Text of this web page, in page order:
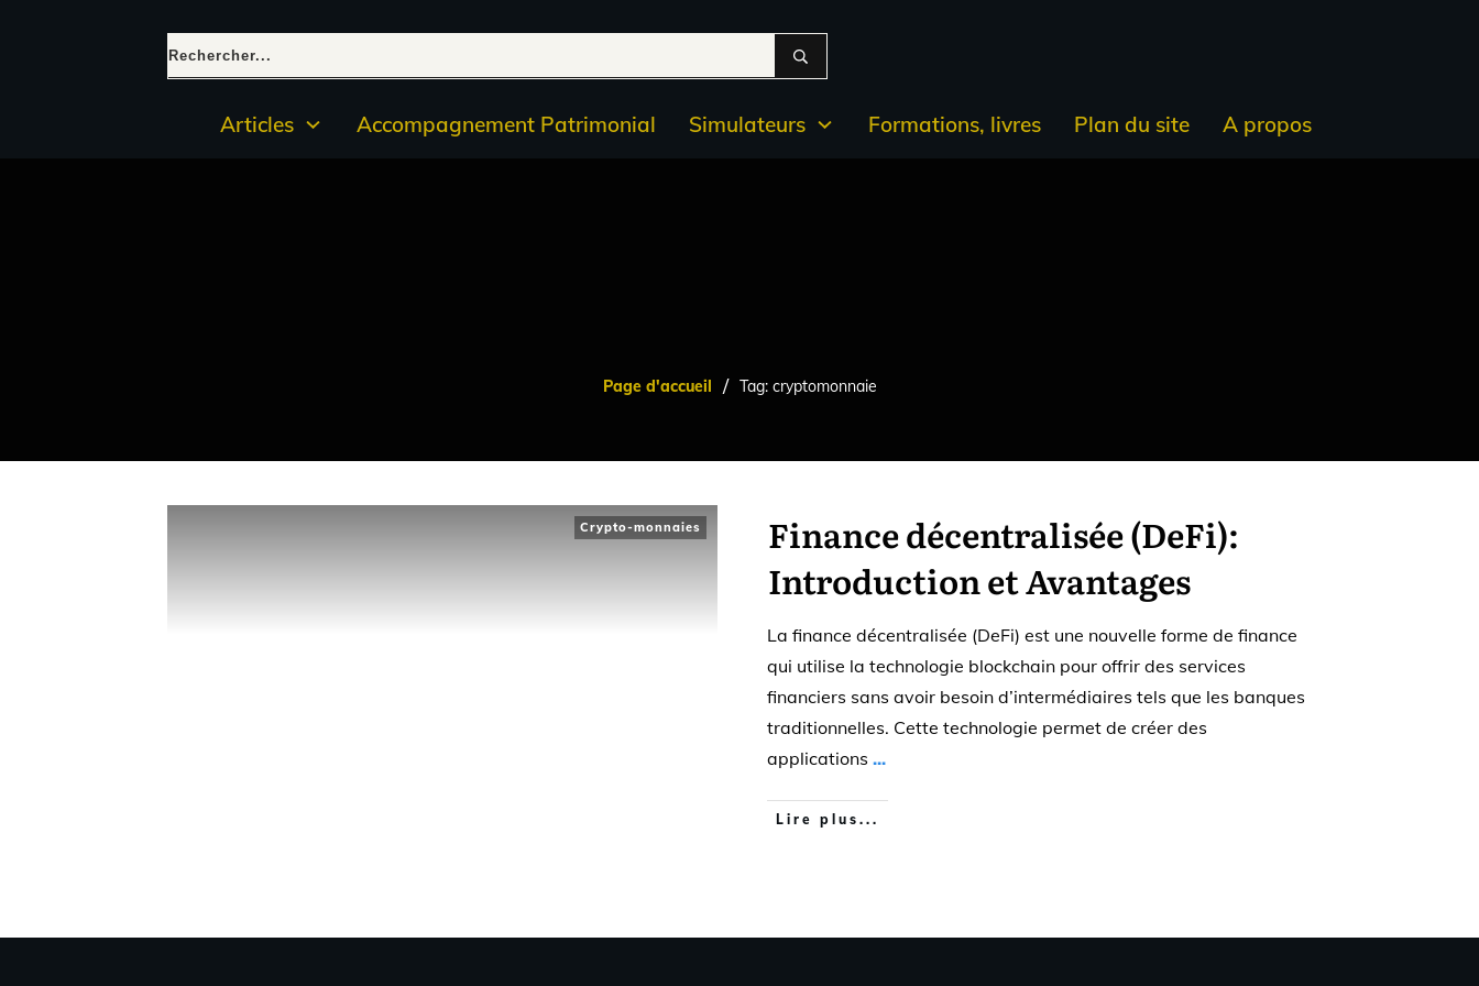
Articles Accompagnement Patrimonial Simulateurs Formations, livres Plan du site A propos
Page d'accueil / Tag: cryptomonnaie
Crypto-monnaies
Finance décentralisée (DeFi):
Introduction et Avantages
La finance décentralisée (DeFi) est une nouvelle forme de finance
qui utilise la technologie blockchain pour offrir des services
financiers sans avoir besoin d’intermédiaires tels que les banques
traditionnelles. Cette technologie permet de créer des
applications ...
Lire plus...